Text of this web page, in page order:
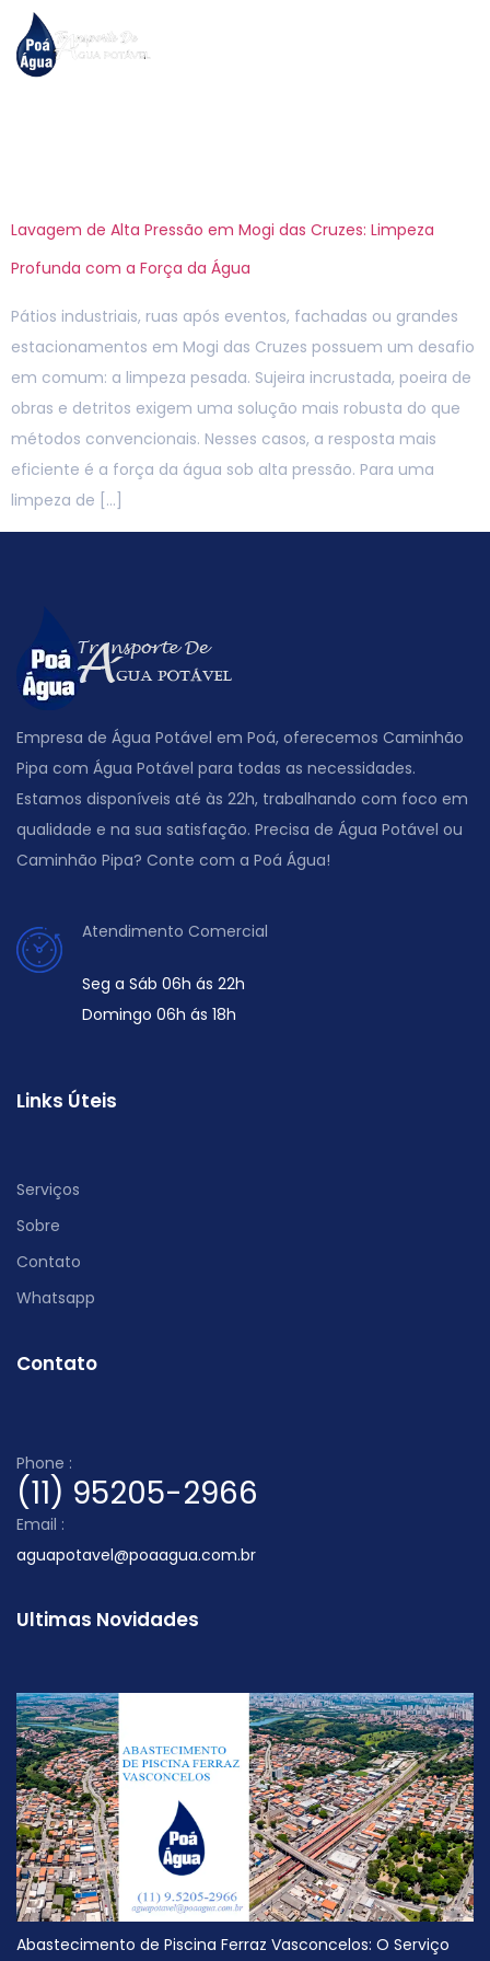
Lavagem de Alta Pressão em Mogi das Cruzes: Limpeza
Profunda com a Força da Água
Pátios industriais, ruas após eventos, fachadas ou grandes
estacionamentos em Mogi das Cruzes possuem um desafio
em comum: a limpeza pesada. Sujeira incrustada, poeira de
obras e detritos exigem uma solução mais robusta do que
métodos convencionais. Nesses casos, a resposta mais
eficiente é a força da água sob alta pressão. Para uma
limpeza de […]
Empresa de Água Potável em Poá, oferecemos Caminhão
Pipa com Água Potável para todas as necessidades.
Estamos disponíveis até às 22h, trabalhando com foco em
qualidade e na sua satisfação. Precisa de Água Potável ou
Caminhão Pipa? Conte com a Poá Água!
Atendimento Comercial
Seg a Sáb 06h ás 22h
Domingo 06h ás 18h
Links Úteis
Serviços
Sobre
Contato
Whatsapp
Contato
Phone :
(11) 95205-2966
Email :
aguapotavel@poaagua.com.br
Ultimas Novidades
Abastecimento de Piscina Ferraz Vasconcelos: O Serviço